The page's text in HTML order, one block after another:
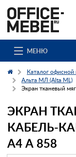
МЕНЮ
О компании
Доставка и сборка
Каталог офисной
Альта МЛ (Alta ML)
Экран тканевый
ЭКРАН
КАБЕЛЬ-
А4 А 858